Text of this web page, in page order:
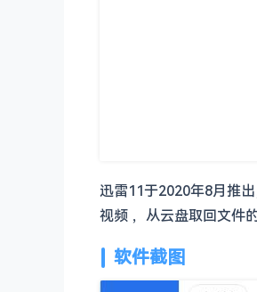
迅雷11于2020年8月推
视频 ，从云盘取回文件
软件截图